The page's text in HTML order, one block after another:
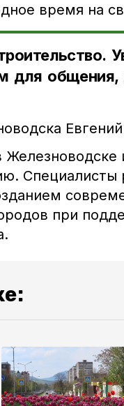
время на
для общения,
Евгений
Железноводске
Специалисты
при